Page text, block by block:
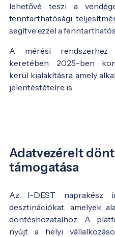
lehetővé teszi a
fenntarthatósági
segítve ezzel a
A mérési rendszerhez
keretében 2025-ben
kerül kialakításra, amely
jelentéstételre is.
Adatvezérelt
támogatása
Az I-DEST naprakész
desztinációkat, amelyek
döntéshozatalhoz. A
nyújt a helyi